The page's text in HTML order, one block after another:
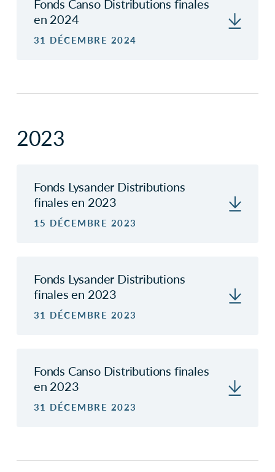
Fonds Canso Distributions finales
en 2024
31 DÉCEMBRE 2024
2023
Fonds Lysander Distributions
finales en 2023
15 DÉCEMBRE 2023
Fonds Lysander Distributions
finales en 2023
31 DÉCEMBRE 2023
Fonds Canso Distributions finales
en 2023
31 DÉCEMBRE 2023